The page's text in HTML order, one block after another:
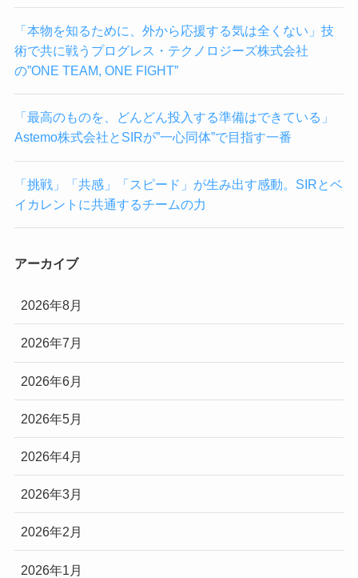
「本物を知るために、外から応援する気は全くない」技
術で共に戦うプログレス・テクノロジーズ株式会社
の”ONE TEAM, ONE FIGHT”
「最高のものを、どんどん投入する準備はできている」
Astemo株式会社とSIRが”一心同体”で目指す一番
「挑戦」「共感」「スピード」が生み出す感動。SIRとベ
イカレントに共通するチームの力
アーカイブ
2026年8月
2026年7月
2026年6月
2026年5月
2026年4月
2026年3月
2026年2月
2026年1月